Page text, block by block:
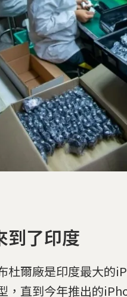
到了印度
杜爾廠是印度最大的
，直到今年推出的